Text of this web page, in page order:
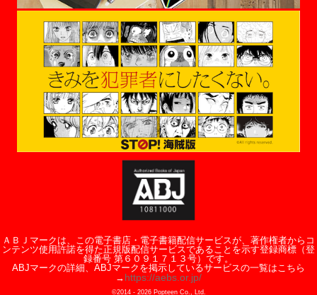
ＡＢＪマークは、この電子書店・電子書籍配信サービスが、著作権者からコ
ンテンツ使用許諾を得た正規版配信サービスであることを示す登録商標（登
録番号 第６０９１７１３号）です。
ABJマークの詳細、ABJマークを掲示しているサービスの一覧はこちら
→ https://aebs.or.jp/
©2014 - 2026Popteen Co., Ltd.